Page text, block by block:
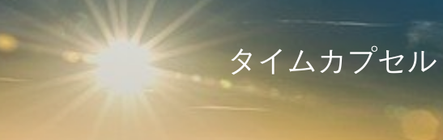
タイムカプセル